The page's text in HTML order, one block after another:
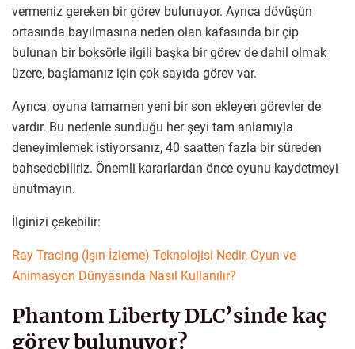
vermeniz gereken bir görev bulunuyor. Ayrıca dövüşün
ortasında bayılmasına neden olan kafasında bir çip
bulunan bir boksörle ilgili başka bir görev de dahil olmak
üzere, başlamanız için çok sayıda görev var.
Ayrıca, oyuna tamamen yeni bir son ekleyen görevler de
vardır. Bu nedenle sunduğu her şeyi tam anlamıyla
deneyimlemek istiyorsanız, 40 saatten fazla bir süreden
bahsedebiliriz. Önemli kararlardan önce oyunu kaydetmeyi
unutmayın.
İlginizi çekebilir:
Ray Tracing (Işın İzleme) Teknolojisi Nedir, Oyun ve
Animasyon Dünyasında Nasıl Kullanılır?
Phantom Liberty DLC’sinde kaç
görev bulunuyor?